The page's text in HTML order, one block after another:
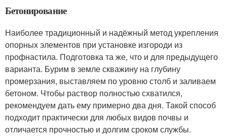
Бетонирование
Наиболее традиционный и надёжный метод укрепления
опорных элементов при установке изгороди из
профнастила. Подготовка та же, что и для предыдущего
варианта. Бурим в земле скважину на глубину
промерзания, выставляем по уровню столб и заливаем
бетоном. Чтобы раствор полностью схватился,
рекомендуем дать ему примерно два дня. Такой способ
подходит практически для любых видов почвы и
отличается прочностью и долгим сроком службы.